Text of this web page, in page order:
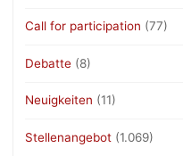
Call for participation (77)
Debatte (8)
Neuigkeiten (11)
Stellenangebot (1.069)